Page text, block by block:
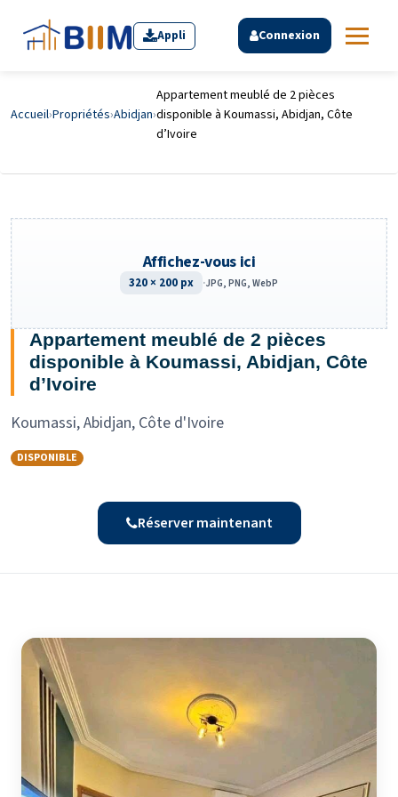
Appli Connexion
Accueil›Propriétés›Abidjan›
Appartement meublé de 2 pièces
disponible à Koumassi, Abidjan, Côte
d’Ivoire
Appartement meublé de 2 pièces
disponible à Koumassi, Abidjan, Côte
d’Ivoire
Koumassi, Abidjan, Côte d'Ivoire
DISPONIBLE
Réserver maintenant
Affichez-vous ici
320 × 200 px ·JPG, PNG, WebP